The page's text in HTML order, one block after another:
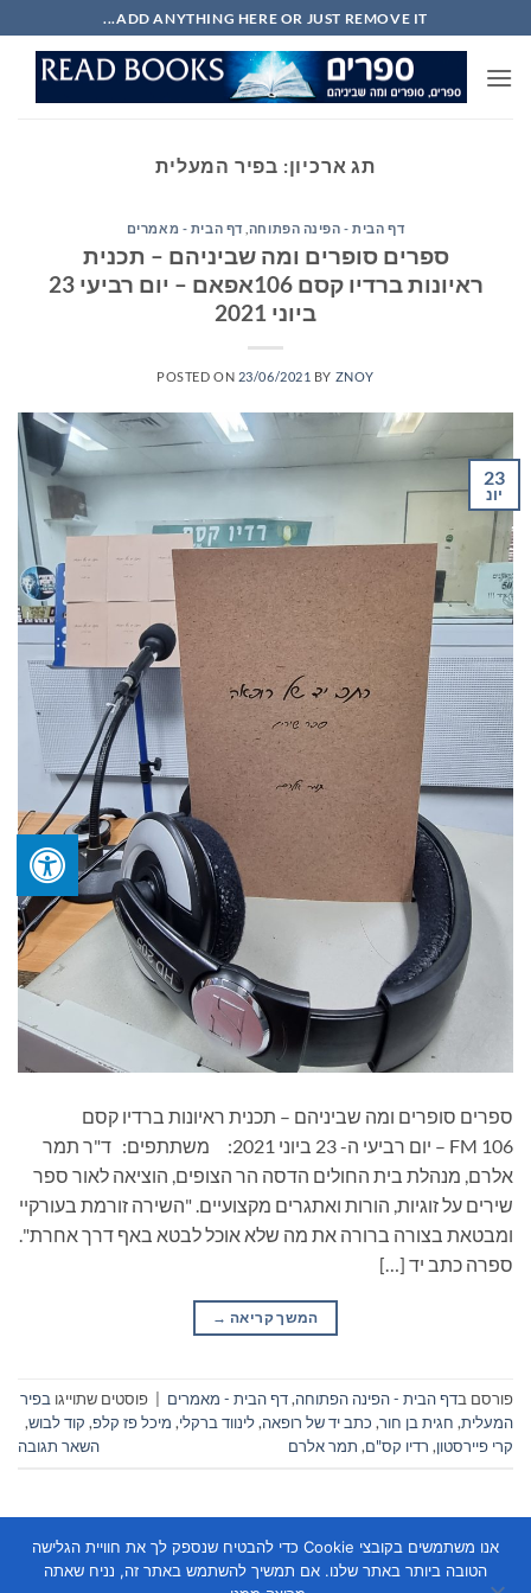
to
content
ADD ANYTHING HERE OR JUST REMOVE IT...
תג ארכיון: בפיר המעלית
דף הבית - הפינה הפתוחה דף הבית - מאמרים
ספרים סופרים ומה שביניהם – תכנית
ראיונות ברדיו קסם 106אפאם – יום רביעי 23
ביוני 2021
POSTED ON 23/06/2021 BY ZNOY
23
יונ
ספרים סופרים ומה שביניהם – תכנית ראיונות ברדיו קסם
106 FM – יום רביעי ה- 23 ביוני 2021: משתתפים: ד"ר תמר
אלרם, מנהלת בית החולים הדסה הר הצופים, הוציאה לאור ספר
שירים על זוגיות, הורות ואתגרים מקצועיים. "השירה זורמת בעורקיי
ומבטאת בצורה ברורה את מה שלא אוכל לבטא באף דרך אחרת".
ספרה כתב יד […]
המשך קריאה →
פורסם בדף הבית - הפינה הפתוחה,דף הבית - מאמרים פוסטים שתוייגו בפיר
המעלית, חגית בן חור, כתב יד של רופאה,לינווד ברקלי, מיכל פז קלפ, קוד לבוש,
קרי פיירסטון, רדיו קס"ם, תמר אלרם השאר תגובה
אנו משתמשים בקובצי Cookie כדי להבטיח שנספק לך את חוויית הגלישה
הטובה ביותר באתר שלנו. אם תמשיך להשתמש באתר זה, נניח שאתה